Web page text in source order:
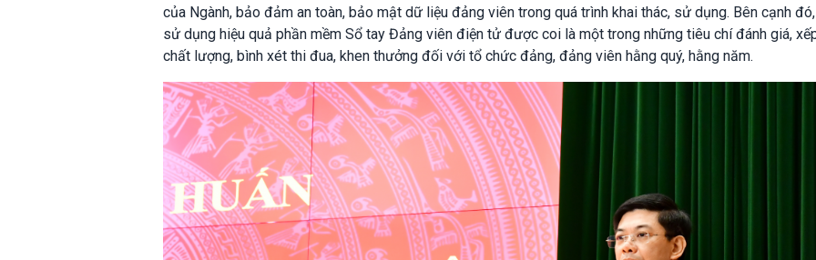
của Ngành, bảo đảm an toàn, bảo mật dữ liệu đảng viên trong quá trình khai thác, sử dụng. Bên cạnh
sử dụng hiệu quả phần mềm Sổ tay Đảng viên điện tử được coi là một trong những tiêu chí đánh giá,
chất lượng, bình xét thi đua, khen thưởng đối với tổ chức đảng, đảng viên hằng quý, hằng năm.